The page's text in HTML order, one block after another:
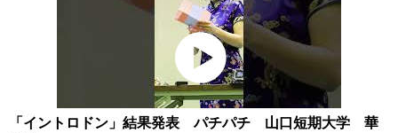
「イントロドン」結果発表 パチパチ 山口短期大学 華